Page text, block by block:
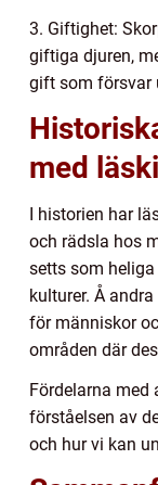
3. Giftighet:
giftiga djuren,
gift som försvar
med
I historien har
och rädsla hos
setts som
kulturer. Å
för människor
områden där
Fördelarna med
förståelsen av
och hur vi kan